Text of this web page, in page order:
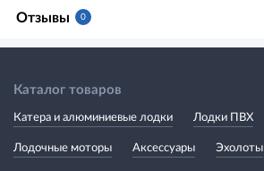
Отзывы 0
Каталог товаров
Катера и алюминиевые лодки Лодки ПВХ
Лодочные моторы Аксессуары Эхолоты